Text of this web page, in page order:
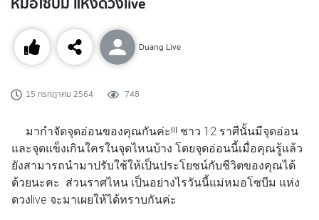
Duang Live
15 กรกฎาคม 2564 748
มากำจัดจุดอ่อนของคุณกันค่ะ!!! ชาว 12 ราศีนั้นมีจุดอ่อน
และจุดแข็งเกินใครในจุดไหนบ้าง โดยจุดอ่อนนี้เมื่อคุณรู้แล้ว
ยังสามารถนำมาปรับใช้ให้เป็นประโยชน์กับชีวิตของคุณได้
ด้วยนะคะ ส่วนราศไหน เป็นอย่างไรวันนี้แม่หมอโซบีม แห่ง
ดวงlive จะมาเผยให้ได้ทราบกันค่ะ